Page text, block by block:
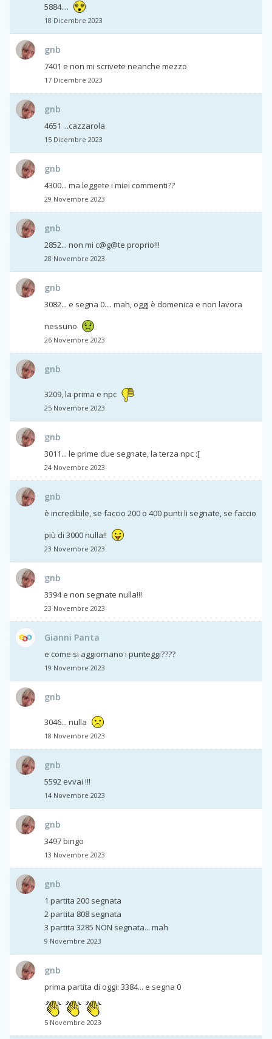
5884....
18 Dicembre 2023
gnb
7401 e non mi scrivete neanche mezzo
17 Dicembre 2023
gnb
4651 ...cazzarola
15 Dicembre 2023
gnb
4300... ma leggete i miei commenti??
29 Novembre 2023
gnb
2852... non mi c@g@te proprio!!!
28 Novembre 2023
gnb
3082... e segna 0.... mah, oggj è domenica e non lavora
nessuno
26 Novembre 2023
gnb
3209, la prima e npc
25 Novembre 2023
gnb
3011... le prime due segnate, la terza npc :[
24 Novembre 2023
gnb
è incredibile, se faccio 200 o 400 punti li segnate, se faccio
più di 3000 nulla!!
23 Novembre 2023
gnb
3394 e non segnate nulla!!!
23 Novembre 2023
Gianni Panta
e come si aggiornano i punteggi????
19 Novembre 2023
gnb
3046... nulla
18 Novembre 2023
gnb
5592 evvai !!!
14 Novembre 2023
gnb
3497 bingo
13 Novembre 2023
gnb
1 partita 200 segnata
2 partita 808 segnata
3 partita 3285 NON segnata... mah
9 Novembre 2023
gnb
prima partita di oggi: 3384... e segna 0
5 Novembre 2023